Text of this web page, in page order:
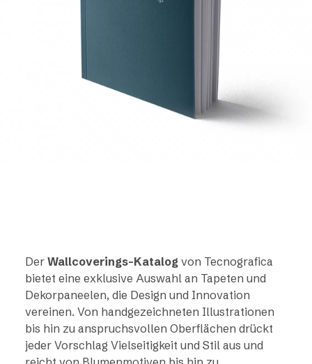
Der Wallcoverings-Katalog von Tecnografica
bietet eine exklusive Auswahl an Tapeten und
Dekorpaneelen, die Design und Innovation
vereinen. Von handgezeichneten Illustrationen
bis hin zu anspruchsvollen Oberflächen drückt
jeder Vorschlag Vielseitigkeit und Stil aus und